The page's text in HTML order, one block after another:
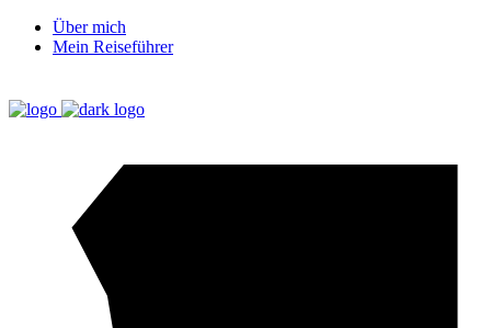
Über mich
Mein Reiseführer